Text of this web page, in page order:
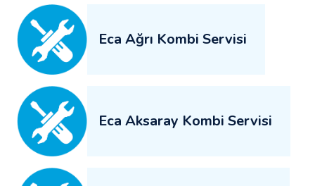
Eca Ağrı Kombi Servisi
Eca Aksaray Kombi Servisi